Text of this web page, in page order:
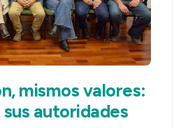
mismos valores:
sus autoridades